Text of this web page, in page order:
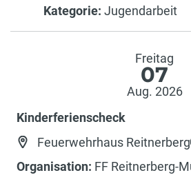
Kategorie: Jugendarbeit
Freitag
07
Aug. 2026
Kinderferienscheck
Feuerwehrhaus Reitnerberg
Organisation: FF Reitnerberg-